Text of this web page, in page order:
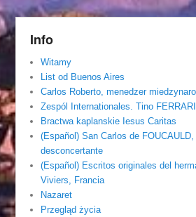
Info
Witamy
List od Buenos Aires
Carlos Roberto, menedzer
Zespól Internationales. Tino FERRARI
Bractwa kaplanskie Iesus Caritas
(Español) San Carlos de
desconcertante
(Español) Escritos originales del
Viviers, Francia
Nazaret
Przegląd życia